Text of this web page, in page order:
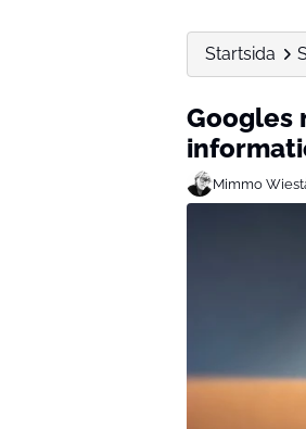
Startsida
Googles
Mimmo